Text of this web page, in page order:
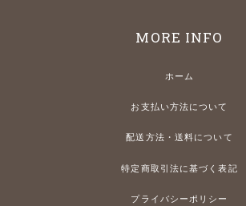
MORE INFO
ホーム
お支払い方法について
配送方法・送料について
特定商取引法に基づく表記
プライバシーポリシー